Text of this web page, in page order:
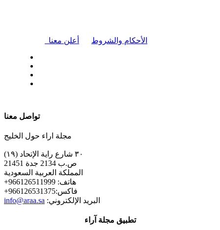
أعلن معنا الأحكام والشروط
تواصل معنا
مجلة اراء حول الخليج
٣٠ شارع راية الإتحاد (١٩)
ص.ب 2134 جدة 21451
المملكة العربية السعودية
+هاتف: 966126511999
+فاكس:966126531375
info@araa.sa :البريد الإلكتروني
تطبيق مجلة آراء